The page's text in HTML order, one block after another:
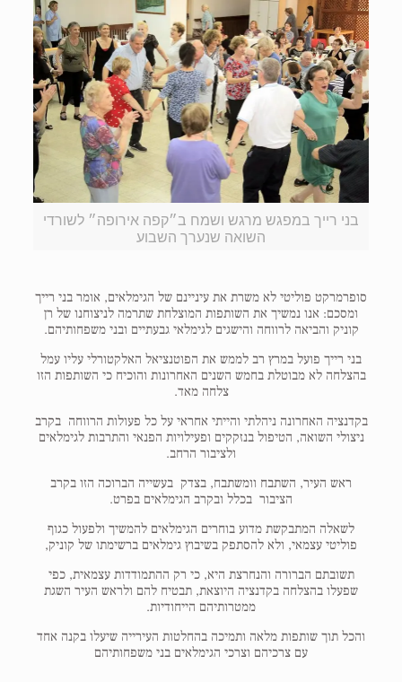
בני רייך במפגש מרגש ושמח ב״קפה אירופה״ לשורדי
השואה שנערך השבוע
סופרמרקט פוליטי לא משרת את עיניינם של הגימלאים, אומר בני רייך
ומסכם: אנו נמשיך את השותפות המוצלחת שתרמה לניצוחנו של רן
קוניק והביאה לרווחה והישגים לגימלאי גבעתיים ובני משפחותיהם.
בני רייך פועל במרץ רב לממש את הפוטנציאל האלקטורלי עליו עמל
בהצלחה לא מבוטלת בחמש השנים האחרונות והוכיח כי השותפות הזו
צלחה מאד.
בקדנציה האחרונה ניהלתי והייתי אחראי על כל פעולות הרווחה בקרב
ניצולי השואה, הטיפול בנזקקים ופעילויות הפנאי והתרבות לגימלאים
ולציבור הרחב.
ראש העיר, השתבח וומשתבח, בצדק בעשייה הברוכה הזו בקרב
הציבור בכלל ובקרב הגימלאים בפרט.
לשאלה המתבקשת מדוע בוחרים הגימלאים להמשיך ולפעול כגוף
פוליטי עצמאי, ולא להסתפק בשיבוץ גימלאים ברשימתו של קוניק,
תשובתם הברורה והנחרצת היא, כי רק ההתמודדות עצמאית, כפי
שפעלו בהצלחה בקדנציה היוצאת, תבטיח להם ולראש העיר השגת
ממטרותיהם הייחודיות.
והכל תוך שותפות מלאה ותמיכה בהחלטות העירייה שיעלו בקנה אחד
עם צרכיהם וצרכי הגימלאים בני משפחותיהם